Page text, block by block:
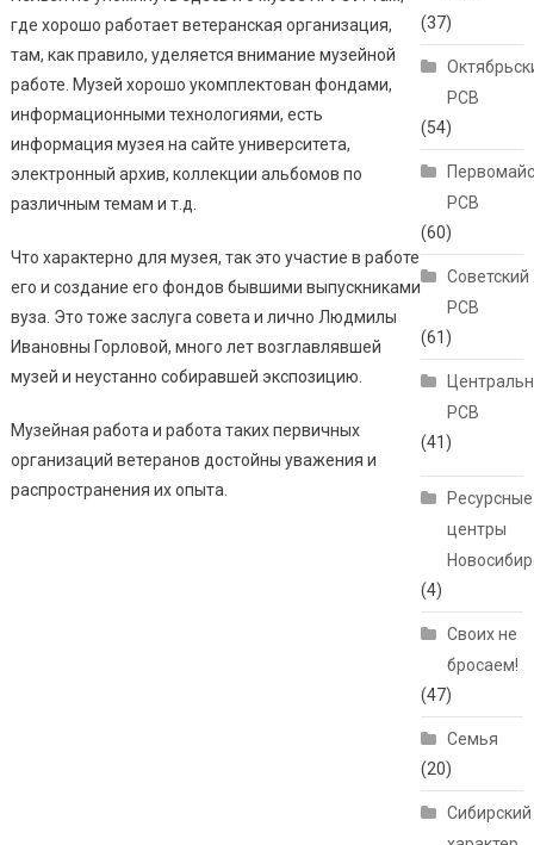
где хорошо работает ветеранская организация,
там, как правило, уделяется внимание музейной
работе. Музей хорошо укомплектован фондами,
информационными технологиями, есть
информация музея на сайте университета,
электронный архив, коллекции альбомов по
различным темам и т.д.
Что характерно для музея, так это участие в работе
его и создание его фондов бывшими выпускниками
вуза. Это тоже заслуга совета и лично Людмилы
Ивановны Горловой, много лет возглавлявшей
музей и неустанно собиравшей экспозицию.
Музейная работа и работа таких первичных
организаций ветеранов достойны уважения и
распространения их опыта.
(37)
РСВ
(54)
РСВ
(60)
Советский
РСВ
(61)
РСВ
(41)
Ресурсные
центры
(4)
Своих не
бросаем!
(47)
Семья
(20)
Сибирский